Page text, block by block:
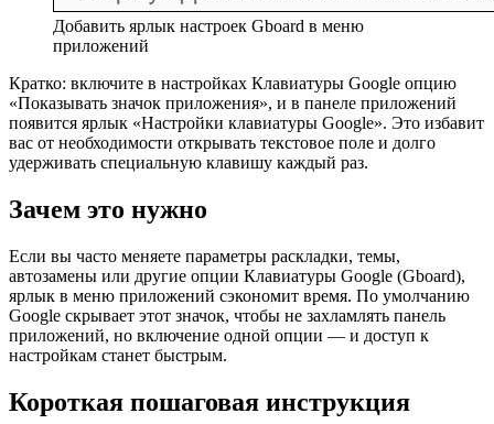
Добавить ярлык настроек Gboard в меню
приложений
Кратко: включите в настройках Клавиатуры Google опцию
«Показывать значок приложения», и в панеле приложений
появится ярлык «Настройки клавиатуры Google». Это избавит
вас от необходимости открывать текстовое поле и долго
удерживать специальную клавишу каждый раз.
Зачем это нужно
Если вы часто меняете параметры раскладки, темы,
автозамены или другие опции Клавиатуры Google (Gboard),
ярлык в меню приложений сэкономит время. По умолчанию
Google скрывает этот значок, чтобы не захламлять панель
приложений, но включение одной опции — и доступ к
настройкам станет быстрым.
Короткая пошаговая инструкция